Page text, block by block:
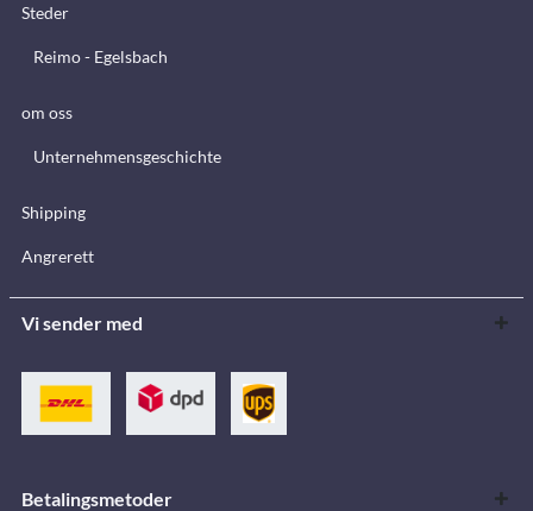
Steder
Reimo - Egelsbach
om oss
Unternehmensgeschichte
Shipping
Angrerett
Vi sender med
Betalingsmetoder